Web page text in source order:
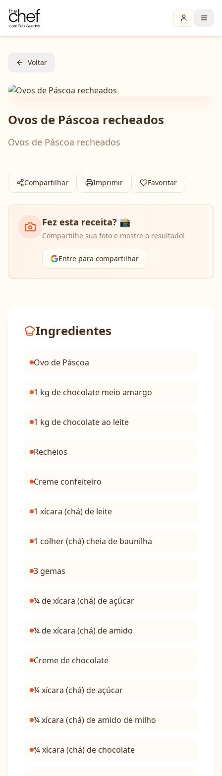
Voltar
Ovos de Páscoa recheados
Ovos de Páscoa recheados
Compartilhar Imprimir Favoritar
Fez esta receita? 📸
Compartilhe sua foto e mostre o resultado!
Entre para compartilhar
Ingredientes
Ovo de Páscoa
1 kg de chocolate meio amargo
1 kg de chocolate ao leite
Recheios
Creme confeiteiro
1 xícara (chá) de leite
1 colher (chá) cheia de baunilha
3 gemas
¼ de xícara (chá) de açúcar
¼ de xícara (chá) de amido
Creme de chocolate
¼ xícara (chá) de açúcar
¼ xícara (chá) de amido de milho
¾ xícara (chá) de chocolate